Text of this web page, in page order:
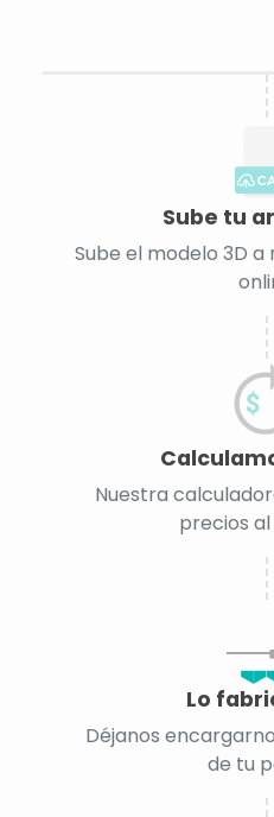
Sube tu
Sube el modelo 3D
Nuestra
precios
Lo
Déjanos
de tu